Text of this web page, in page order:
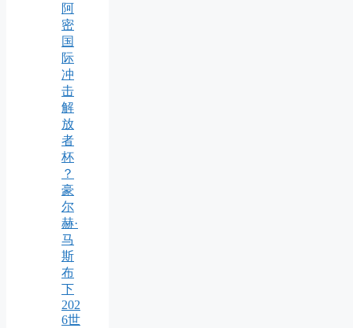
阿
密
国
际
冲
击
解
放
者
杯
？
豪
尔
赫·
马
斯
布
下
202
6世